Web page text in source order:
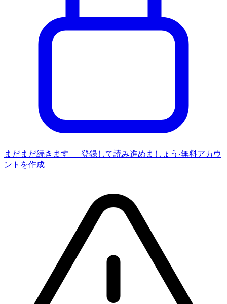
まだまだ続きます — 登録して読み進めましょう ·無料アカウ
ントを作成